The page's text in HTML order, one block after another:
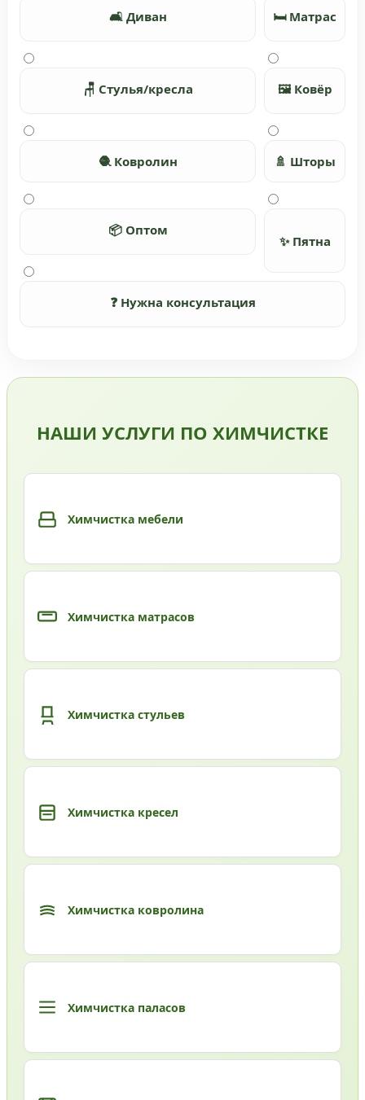
🛋️ Диван 🛏️ Матрас
🪑 Стулья/кресла 🖼️ Ковёр
🧶 Ковролин 🚿 Шторы
📦 Оптом
✨ Пятна
❓ Нужна консультация
НАШИ УСЛУГИ ПО ХИМЧИСТКЕ
Химчистка мебели
Химчистка матрасов
Химчистка стульев
Химчистка кресел
Химчистка ковролина
Химчистка паласов